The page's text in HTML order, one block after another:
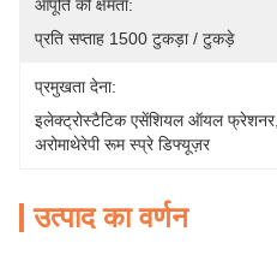
आपूर्ति की क्षमता:
प्रति सप्ताह 1500 टुकड़ा / टुकड़े
प्रमुखता देना:
इलेक्ट्रोस्टैटिक एसेंशियल ऑयल फ्रेशनर,
अरोमाथेरेपी रूम स्प्रे डिफ्यूज़र
उत्पाद का वर्णन